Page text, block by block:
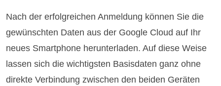
Nach der erfolgreichen Anmeldung können Sie die
gewünschten Daten aus der Google Cloud auf Ihr
neues Smartphone herunterladen. Auf diese Weise
lassen sich die wichtigsten Basisdaten ganz ohne
direkte Verbindung zwischen den beiden Geräten